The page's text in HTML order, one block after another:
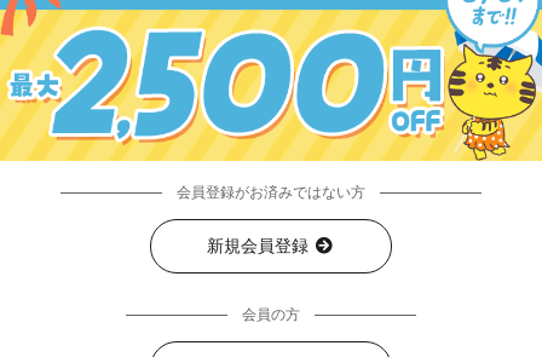
会員登録がお済みではない方
新規会員登録
会員の方